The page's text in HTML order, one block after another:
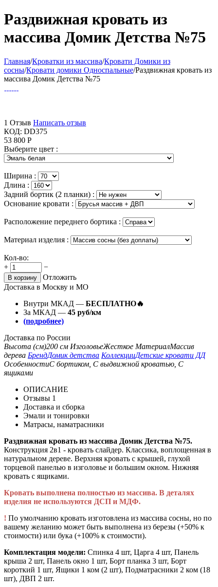
Раздвижная кровать из
массива Домик Детства №75
Главная/Кроватки из массива/Кровати Домики из
сосны/Кровати домики Односпальные/Раздвижная кровать из
массива Домик Детства №75
1 Отзыв Написать отзыв
КОД: DD375
53 800 Р
Выберите цвет :
Ширина :
Длина :
Задний бортик (2 планки) :
Основание кровати :
Расположение переднего бортика :
Материал изделия :
Кол-во:
+
−
В корзину
Отложить
Доставка в Москву и МО
Внутри МКАД — БЕСПЛАТНО🔥
За МКАД — 45 руб/км
(подробнее)
Доставка по России
Высота (см)200 см ИзголовьеЖесткое МатериалМассив
дерева БрендДомик детства КоллекцииДетские кровати ДД
ОсобенностиС бортиком, С выдвижной кроватью, С
ящиками
ОПИСАНИЕ
Отзывы 1
Доставка и сборка
Эмали и тонировки
Матрасы, наматрасники
Раздвижная кровать из массива Домик Детства №75.
Конструкция 2в1 - кровать слайдер. Классика, воплощенная в
натуральном дереве. Верхняя кровать с крышей, глухой
торцевой панелью в изголовье и большим окном. Нижняя
кровать с ящиками.
Кровать выполнена полностью из массива. В деталях
изделия не используются ДСП и МДФ.
! По умолчанию кровать изготовлена из массива сосны, но по
вашему желанию может быть выполнена из березы (+50% к
стоимости) или бука (+100% к стоимости).
Комплектация модели: Спинка 4 шт, Царга 4 шт, Панель
крыша 2 шт, Панель окно 1 шт, Борт планка 3 шт, Борт
короткий 1 шт, Ящики 1 ком (2 шт), Подматрасники 2 ком (18
шт), ДВП 2 шт.